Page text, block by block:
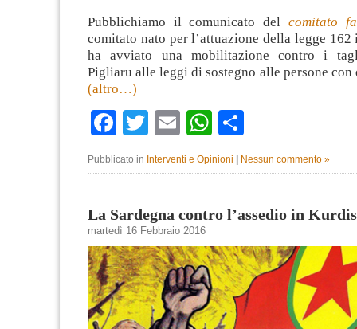
Pubblichiamo il comunicato del comitato
comitato nato per l’attuazione della legge 162
ha avviato una mobilitazione contro i
Pigliaru alle leggi di sostegno alle persone
(altro…)
Facebook
TwitterEmailWhatsApp
Pubblicato in Interventi e Opinioni | Nessun commento »
La Sardegna contro l’assedio in
martedì 16 Febbraio 2016